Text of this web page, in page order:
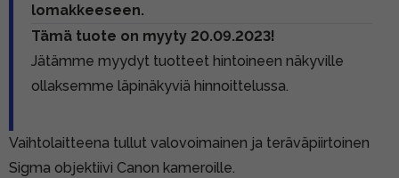
lomakkeeseen.
Tämä tuote on myyty 20.09.2023!
Jätämme myydyt tuotteet hintoineen näkyville
ollaksemme läpinäkyviä hinnoittelussa.
Vaihtolaitteena tullut valovoimainen ja teräväpiirtoinen
Sigma objektiivi Canon kameroille.